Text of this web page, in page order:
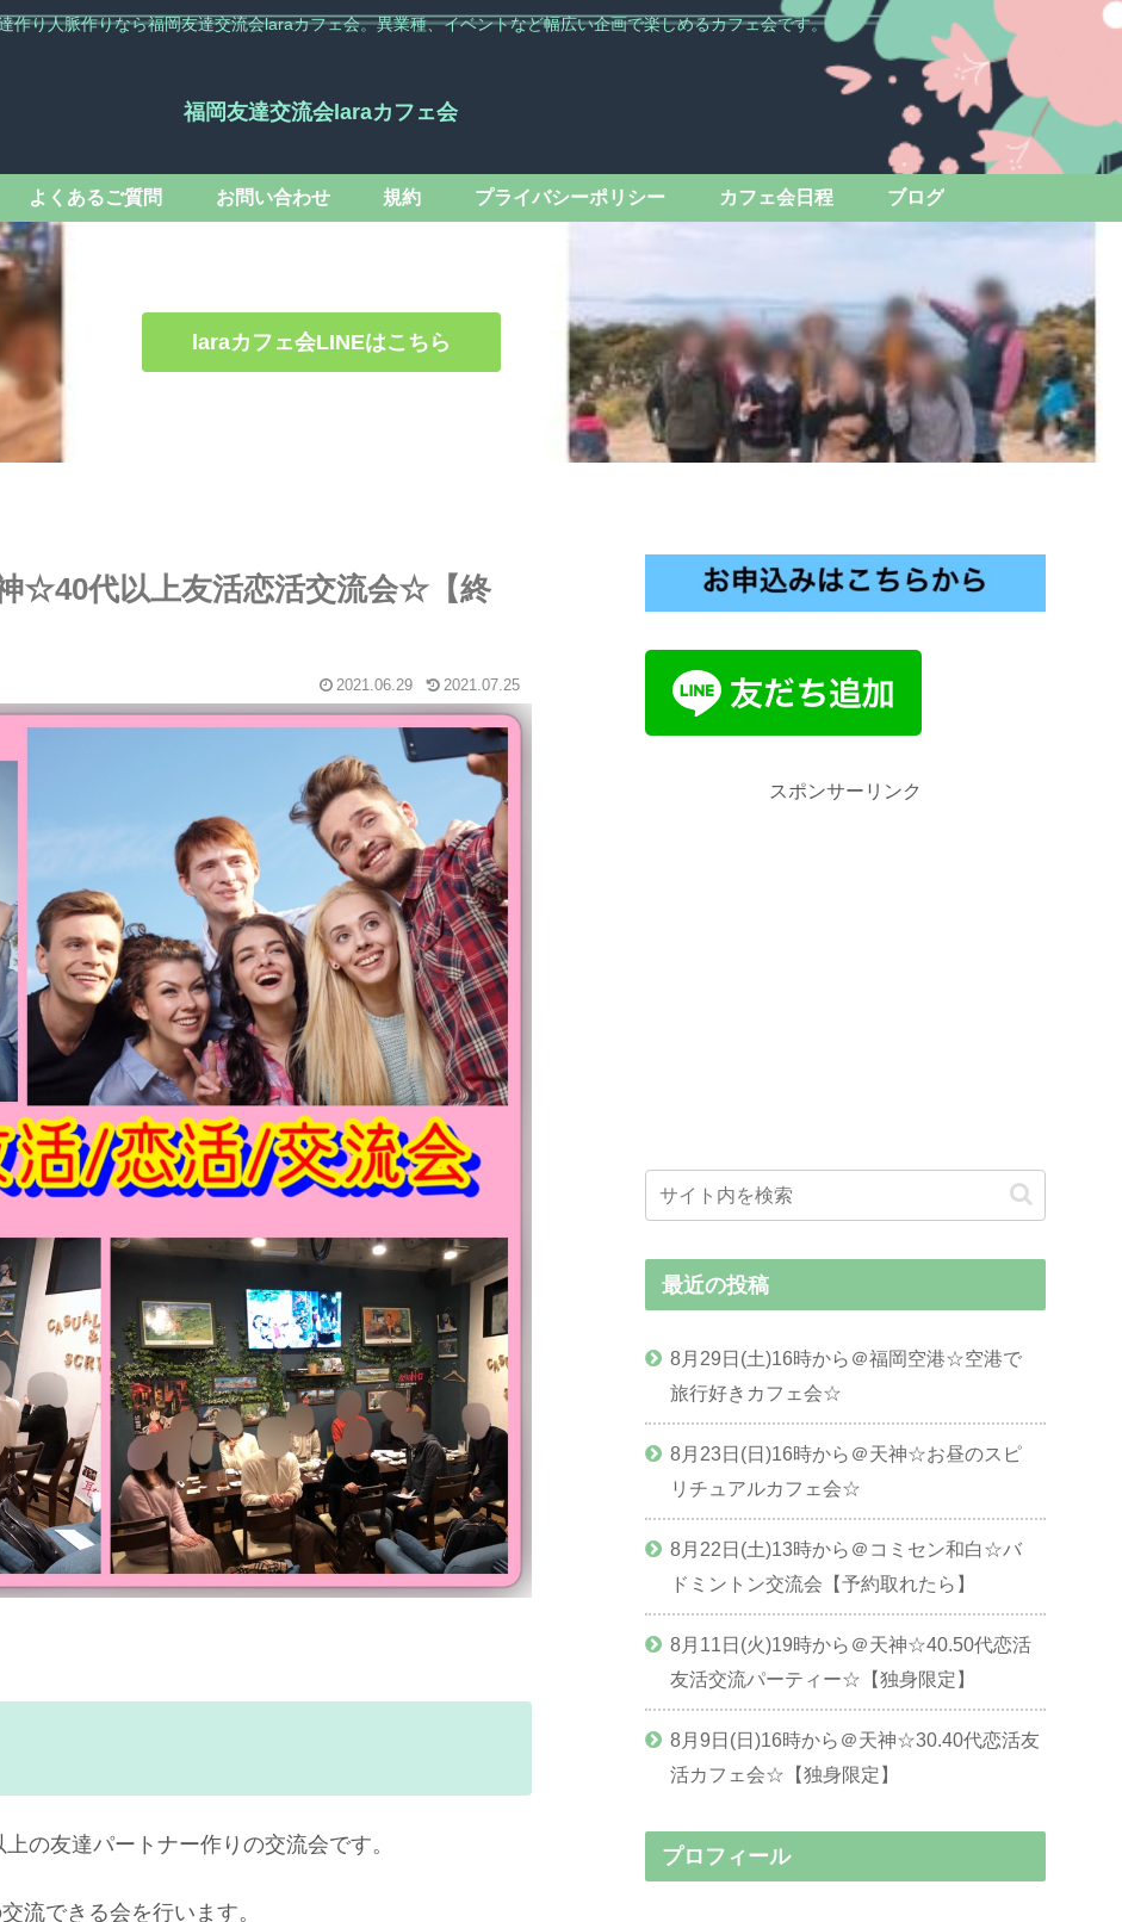
作り人脈作りなら福岡友達交流会laraカフェ会。異業種、イベントなど幅広い企画で楽しめるカフェ会です。
福岡友達交流会laraカフェ会
よくあるご質問 お問い合わせ 規約 プライバシーポリシー カフェ会日程 ブログ
laraカフェ会LINEはこちら
☆40代以上友活恋活交流会☆【終
2021.06.29 2021.07.25
の友達パートナー作りの交流会です。
流できる会を行います。
スポンサーリンク
最近の投稿
8月29日(土)16時から＠福岡空港☆空港で
旅行好きカフェ会☆
8月23日(日)16時から＠天神☆お昼のスピ
リチュアルカフェ会☆
8月22日(土)13時から＠コミセン和白☆バ
ドミントン交流会【予約取れたら】
8月11日(火)19時から＠天神☆40.50代恋活
友活交流パーティー☆【独身限定】
8月9日(日)16時から＠天神☆30.40代恋活友
活カフェ会☆【独身限定】
プロフィール